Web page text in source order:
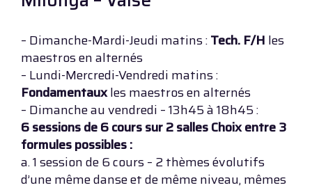
– Dimanche-Mardi-Jeudi matins :Tech. F/H les
maestros en alternés
– Lundi-Mercredi-Vendredi matins :
Fondamentauxles maestros en alternés
– Dimanche au vendredi – 13h45 à 18h45 :
6 sessions de 6 cours sur 2 salles Choix entre 3
formules possibles :
a. 1 session de 6 cours – 2 thèmes évolutifs
d’une même danse et de même niveau, mêmes